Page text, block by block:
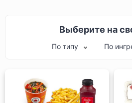
Выберите на
По типу По